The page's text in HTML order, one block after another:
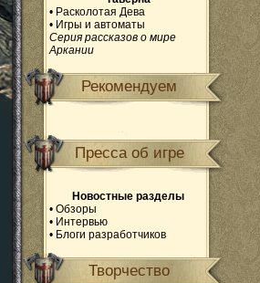
• Расколотая Дева
• Игры и автоматы
Серия рассказов о мире
Аркании
Рекомендуем
Пресса об игре
Новостные разделы
• Обзоры
• Интервью
• Блоги разработчиков
Творчество